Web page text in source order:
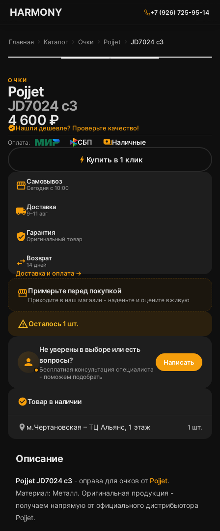
ГАРМОНИЯ ГЛАЗ
HARMONY +7 (926) 725-95-14
Главная chevron_right Каталог chevron_right Очки chevron_right Pojjet chevron_right JD7024 c3
ОЧКИ
Pojjet
JD7024 c3
4 600 ₽
verifiedНашли дешевле? Проверьте качество!
Оплата: СБП paymentsНаличные
bolt Купить в 1 клик
storefrontСамовывоз
Сегодня с 10:00
local_shippingДоставка
9–11 авг
verified_userГарантия
Оригинальный товар
swap_horiz Возврат
14 дней
Доставка и оплата →
storefrontПримерьте перед покупкой
Приходите в наш магазин - наденьте и оцените вживую
warning_amberОсталось 1 шт.
person
Не уверены в выборе или есть
вопросы?
Бесплатная консультация специалиста
- поможем подобрать
Написать
check_circleТовар в наличии
location_on м.Чертановская – ТЦ Альянс, 1 этаж 1 шт.
Описание
Pojjet JD7024 c3 - оправа для очков от Pojjet.
Материал: Металл. Оригинальная продукция -
получаем напрямую от официального дистрибьютора
Pojjet.